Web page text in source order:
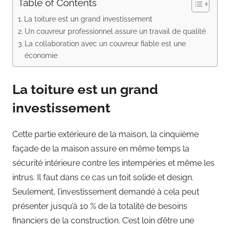
Table of Contents
La toiture est un grand investissement
Un couvreur professionnel assure un travail de qualité
La collaboration avec un couvreur fiable est une
économie
La toiture est un grand
investissement
Cette partie extérieure de la maison, la cinquième
façade de la maison assure en même temps la
sécurité intérieure contre les intempéries et même les
intrus. Il faut dans ce cas un toit solide et design.
Seulement, l’investissement demandé à cela peut
présenter jusqu’à 10 % de la totalité de besoins
financiers de la construction. C’est loin d’être une